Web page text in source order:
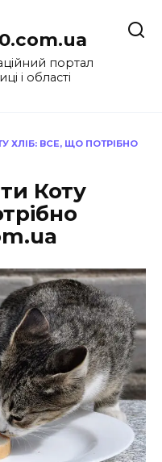
портал
і області
ХЛІБ: ВСЕ, ЩО ПОТРІБНО
Коту